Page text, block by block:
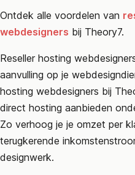
Ontdek alle voordelen van
webdesigners bij Theory7.
Reseller hosting
aanvulling op je
hosting webdesigners bij
direct hosting aanbieden
Zo verhoog je je omzet per
terugkerende
designwerk.